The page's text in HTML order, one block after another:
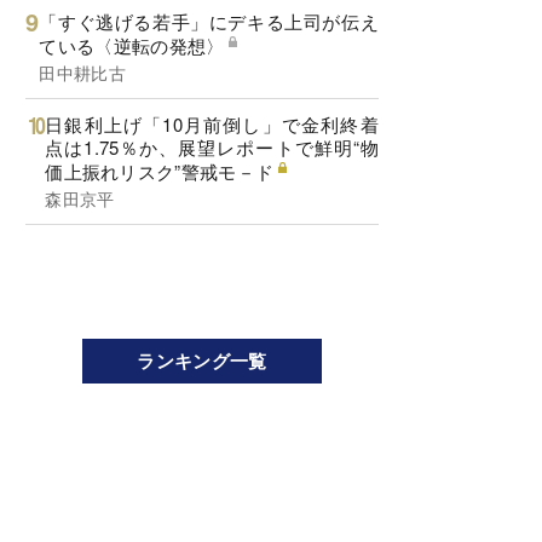
「すぐ逃げる若手」にデキる上司が伝え
ている〈逆転の発想〉
田中耕比古
日銀利上げ「10月前倒し」で金利終着
点は1.75％か、展望レポートで鮮明“物
価上振れリスク”警戒モ－ド
森田京平
ランキング一覧